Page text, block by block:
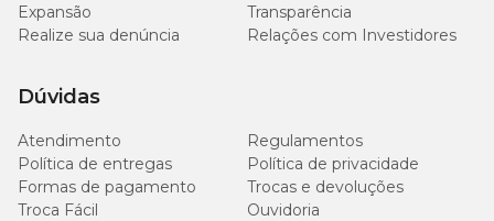
Expansão
Transparência
Realize sua denúncia
Relações com Investidores
Dúvidas
Atendimento
Regulamentos
Política de entregas
Política de privacidade
Formas de pagamento
Trocas e devoluções
Troca Fácil
Ouvidoria